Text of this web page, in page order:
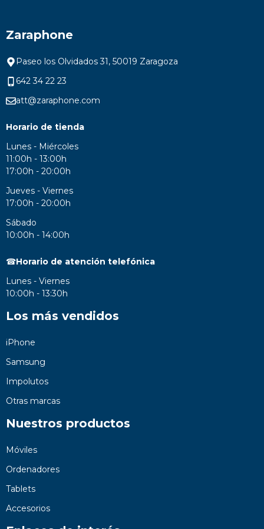
Zaraphone
Paseo los Olvidados 31, 50019 Zaragoza
642 34 22 23
att@zaraphone.com
Horario de tienda
Lunes - Miércoles
11:00h - 13:00h
17:00h - 20:00h
Jueves - Viernes
17:00h - 20:00h
Sábado
10:00h - 14:00h
☎Horario de atención telefónica
Lunes - Viernes
10:00h - 13:30h
Los más vendidos
iPhone
Samsung
Impolutos
Otras marcas
Nuestros productos
Móviles
Ordenadores
Tablets
Accesorios